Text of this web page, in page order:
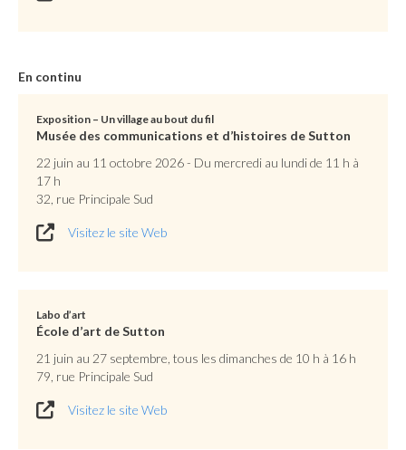
En continu
Exposition – Un village au bout du fil
Musée des communications et d’histoires de Sutton
22 juin au 11 octobre 2026 - Du mercredi au lundi de 11 h à
17 h
32, rue Principale Sud
Visitez le site Web
Labo d’art
École d’art de Sutton
21 juin au 27 septembre, tous les dimanches de 10 h à 16 h
79, rue Principale Sud
Visitez le site Web